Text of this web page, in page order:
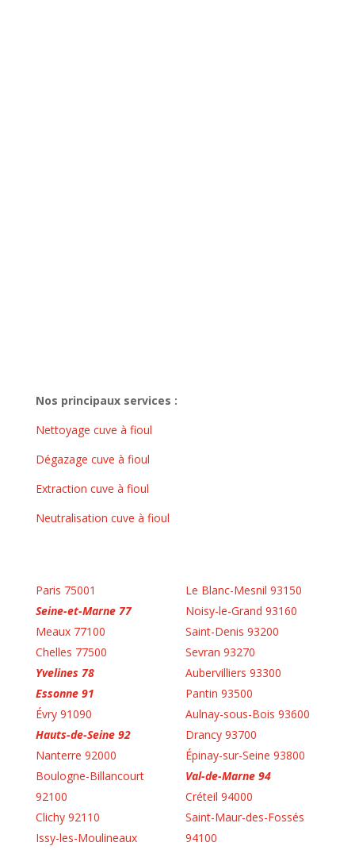
Nos principaux services :
Nettoyage cuve à fioul
Dégazage cuve à fioul
Extraction cuve à fioul
Neutralisation cuve à fioul
Paris 75001
Seine-et-Marne 77
Meaux 77100
Chelles 77500
Yvelines 78
Essonne 91
Évry 91090
Hauts-de-Seine 92
Nanterre 92000
Boulogne-Billancourt
92100
Clichy 92110
Issy-les-Moulineaux
Le Blanc-Mesnil 93150
Noisy-le-Grand 93160
Saint-Denis 93200
Sevran 93270
Aubervilliers 93300
Pantin 93500
Aulnay-sous-Bois 93600
Drancy 93700
Épinay-sur-Seine 93800
Val-de-Marne 94
Créteil 94000
Saint-Maur-des-Fossés
94100